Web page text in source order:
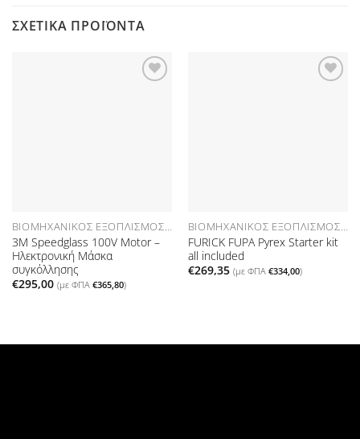
ΣΧΕΤΙΚΆ ΠΡΟΪΌΝΤΑ
ΒΙΟΜΗΧΑΝΙΚΌΣ ΕΞΟΠΛΙΣΜΌΣ ΑΝΑΛΏΣΙΜΑ
3Μ Speedglass 100V Motor –
Hλεκτρονική Μάσκα
συγκόλλησης
€295,00 (με ΦΠΑ €365,80)
ΒΙΟΜΗΧΑΝΙΚΌΣ ΕΞΟΠΛΙΣΜΌΣ ΑΝΑΛΏΣΙΜΑ
FURICK FUPA Pyrex Starter kit
all included
€269,35 (με ΦΠΑ €334,00)